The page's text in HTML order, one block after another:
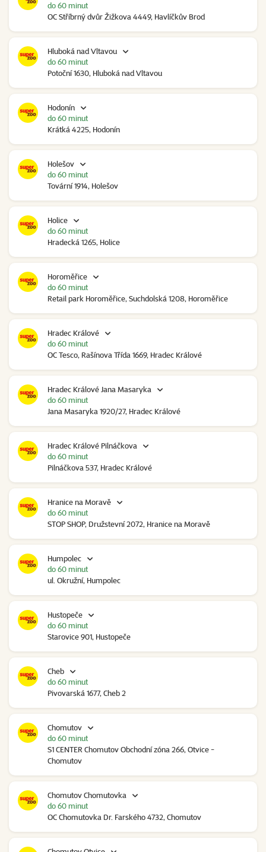
OC Stříbrný dvůr Žižkova 4449, Havlíčkův Brod
do 60 minut
Hluboká nad Vltavou
Potoční 1630, Hluboká nad Vltavou
do 60 minut
Hodonín
Krátká 4225, Hodonín
do 60 minut
Holešov
Tovární 1914, Holešov
do 60 minut
Holice
Hradecká 1265, Holice
do 60 minut
Horoměřice
Retail park Horoměřice, Suchdolská 1208, Horoměřice
do 60 minut
Hradec Králové
OC Tesco, Rašínova Třída 1669, Hradec Králové
do 60 minut
Hradec Králové Jana Masaryka
Jana Masaryka 1920/27, Hradec Králové
do 60 minut
Hradec Králové Pilnáčkova
Pilnáčkova 537, Hradec Králové
do 60 minut
Hranice na Moravě
STOP SHOP, Družstevní 2072, Hranice na Moravě
do 60 minut
Humpolec
ul. Okružní, Humpolec
do 60 minut
Hustopeče
Starovice 901, Hustopeče
do 60 minut
Cheb
Pivovarská 1677, Cheb 2
do 60 minut
Chomutov
S1 CENTER Chomutov Obchodní zóna 266, Otvice -
Chomutov
do 60 minut
Chomutov Chomutovka
OC Chomutovka Dr. Farského 4732, Chomutov
do 60 minut